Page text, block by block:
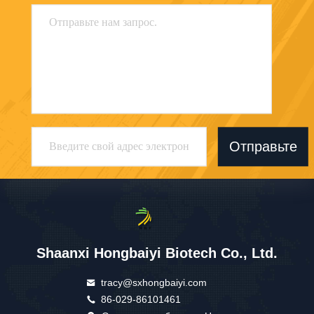
Отправьте
Shaanxi Hongbaiyi Biotech Co., Ltd.
tracy@sxhongbaiyi.com
86-029-86101461